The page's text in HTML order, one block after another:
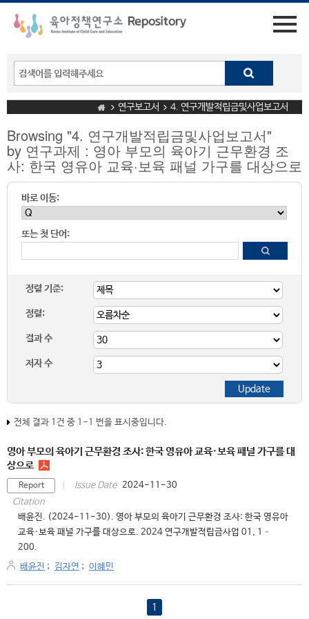
연구보고서 4. 연구개발적립금및사업보고서
Browsing "4. 연구개발적립금및사업보고서"
by 연구과제 : 영아 부모의 육아기 근무환경 조
사: 한국 영유아 교육·보육 패널 가구를 대상으로
바로 이동:
또는 첫 단어:
정렬 기준:
정렬:
결과 수
저자 수
전체 결과 1건 중 1-1 번을 표시중입니다.
영아 부모의 육아기 근무환경 조사: 한국 영유아 교육·보육 패널 가구를 대
상으로
Report Issue Date 2024-11-30
Citation
배윤진. (2024-11-30). 영아 부모의 육아기 근무환경 조사: 한국 영유아
교육·보육 패널 가구를 대상으로. 2024 연구개발적립금사업 01, 1–
200.
배윤진 ; 김자연 ; 이혜민
1